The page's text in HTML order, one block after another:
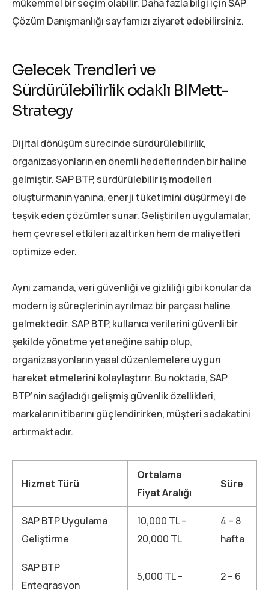
mükemmel bir seçim olabilir. Daha fazla bilgi için SAP
Çözüm Danışmanlığı sayfamızı ziyaret edebilirsiniz.
Gelecek Trendleri ve
Sürdürülebilirlik odaklı BIMett-
Strategy
Dijital dönüşüm sürecinde sürdürülebilirlik,
organizasyonların en önemli hedeflerinden bir haline
gelmiştir. SAP BTP, sürdürülebilir iş modelleri
oluşturmanın yanına, enerji tüketimini düşürmeyi de
teşvik eden çözümler sunar. Geliştirilen uygulamalar,
hem çevresel etkileri azaltırken hem de maliyetleri
optimize eder.
Aynı zamanda, veri güvenliği ve gizliliği gibi konular da
modern iş süreçlerinin ayrılmaz bir parçası haline
gelmektedir. SAP BTP, kullanıcı verilerini güvenli bir
şekilde yönetme yeteneğine sahip olup,
organizasyonların yasal düzenlemelere uygun
hareket etmelerini kolaylaştırır. Bu noktada, SAP
BTP’nin sağladığı gelişmiş güvenlik özellikleri,
markaların itibarını güçlendirirken, müşteri sadakatini
artırmaktadır.
Hizmet Türü
Ortalama
Fiyat Aralığı
Süre
SAP BTP Uygulama
Geliştirme
10,000 TL –
20,000 TL
4 – 8
hafta
SAP BTP
Entegrasyon
5,000 TL –
2 – 6